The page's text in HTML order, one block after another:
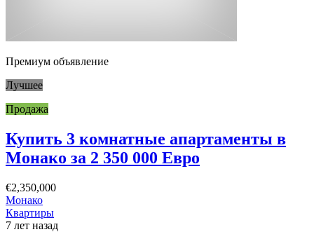
Премиум объявление
Лучшее
Продажа
Купить 3 комнатные апартаменты в
Монако за 2 350 000 Евро
€2,350,000
Монако
Квартиры
7 лет назад